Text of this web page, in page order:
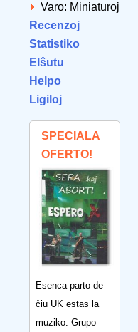
Varo: Miniaturoj
Recenzoj
Statistiko
Elŝutu
Helpo
Ligiloj
SPECIALA
OFERTO!
Esenca parto de
ĉiu UK estas la
muziko. Grupo